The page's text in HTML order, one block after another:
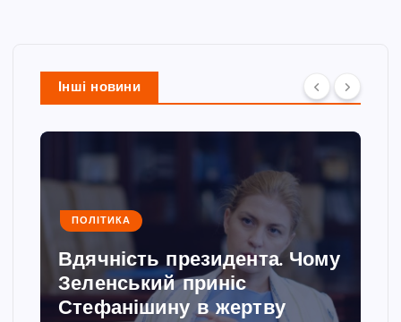
Інші новини
ПОЛІТИКА
Вдячність президента. Чому
Зеленський приніс
Стефанішину в жертву